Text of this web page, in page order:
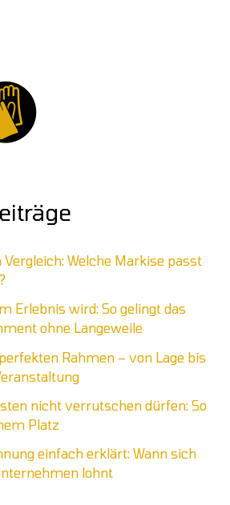
Welche Markise passt
Erlebnis wird: So gelingt das
ohne Langeweile
Rahmen – von Lage bis
nicht verrutschen dürfen: So
Platz
einfach erklärt: Wann sich
lohnt